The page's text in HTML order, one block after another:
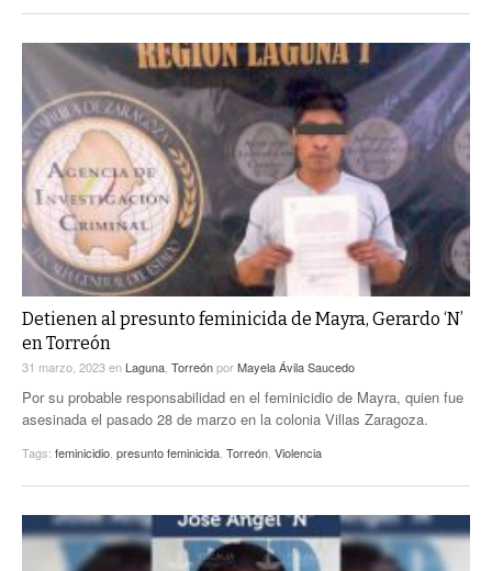
Detienen al presunto feminicida de Mayra, Gerardo ‘N’
en Torreón
31 marzo, 2023en Laguna TorreónporMayela Ávila Saucedo
Por su probable responsabilidad en el feminicidio de Mayra, quien fue
asesinada el pasado 28 de marzo en la colonia Villas Zaragoza.
Tags: feminicidio presunto feminicida Torreón Violencia